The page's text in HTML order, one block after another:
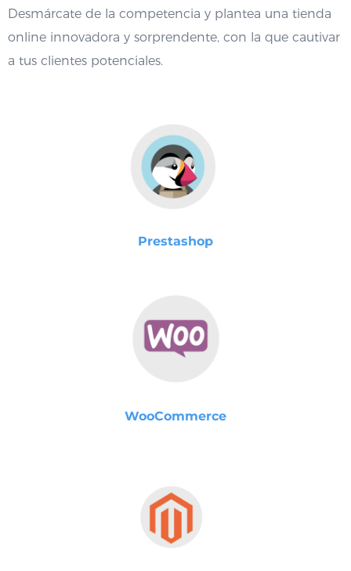
Desmárcate de la competencia y plantea una tienda
online innovadora y sorprendente, con la que cautivar
a tus clientes potenciales.
Prestashop
WooCommerce